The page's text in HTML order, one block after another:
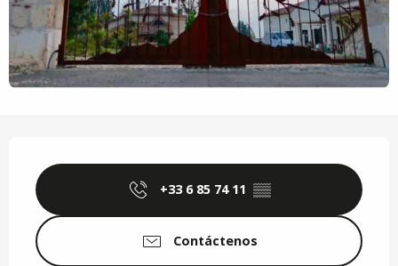
+33 6 85 74 11 ▒▒
Contáctenos